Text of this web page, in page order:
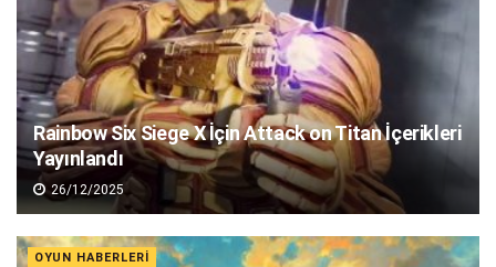
Rainbow Six Siege X İçin Attack on Titan İçerikleri
Yayınlandı
26/12/2025
OYUN HABERLERI